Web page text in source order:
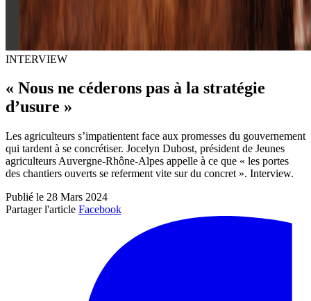
INTERVIEW
« Nous ne céderons pas à la stratégie
d’usure »
Les agriculteurs s’impatientent face aux promesses du gouvernement
qui tardent à se concrétiser. Jocelyn Dubost, président de Jeunes
agriculteurs Auvergne-Rhône-Alpes appelle à ce que « les portes
des chantiers ouverts se referment vite sur du concret ». Interview.
Publié le 28 Mars 2024
Partager l'article Facebook